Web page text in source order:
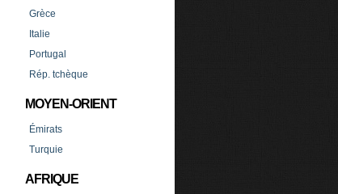
Grèce
Italie
Portugal
Rép. tchèque
MOYEN-ORIENT
Émirats
Turquie
AFRIQUE